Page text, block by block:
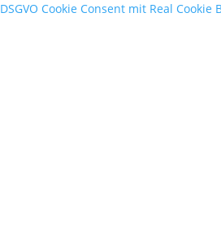
DSGVO Cookie Consent mit Real Cookie